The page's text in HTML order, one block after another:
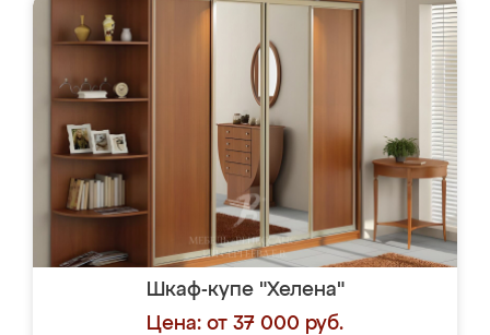
Шкаф-купе "Хелена"
Цена: от 37 000 руб.